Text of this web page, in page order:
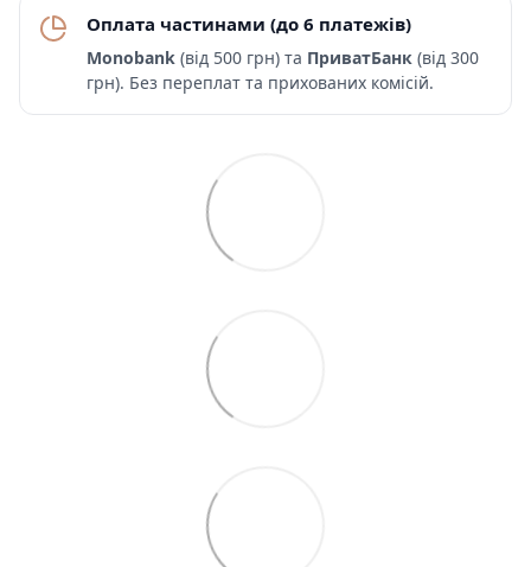
Оплата частинами (до 6 платежів)
Monobank (від 500 грн) та ПриватБанк (від 300
грн). Без переплат та прихованих комісій.